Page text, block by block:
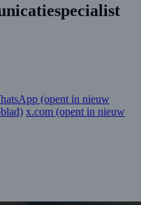
(opent in nieuw
x.com (opent in nieuw